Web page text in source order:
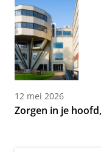
12 mei 2026
Zorgen in je